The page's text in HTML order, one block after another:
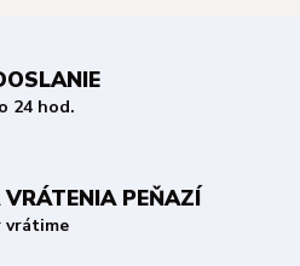
24 hod.
PEŇAZÍ
vrátime